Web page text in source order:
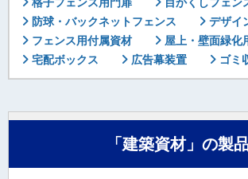
格子フェンス用門扉
目かくしフェン
防球・バックネットフェンス
デザイ
フェンス用付属資材
屋上・壁面緑化
宅配ボックス
広告幕装置 ゴミ
「建築資材」の製